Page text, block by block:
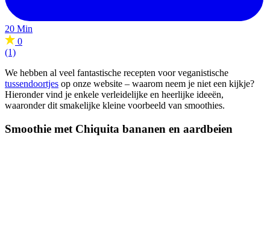
20 Min
0
(1)
We hebben al veel fantastische recepten voor veganistische
tussendoortjes op onze website – waarom neem je niet een kijkje?
Hieronder vind je enkele verleidelijke en heerlijke ideeën,
waaronder dit smakelijke kleine voorbeeld van smoothies.
Smoothie met Chiquita bananen en aardbeien